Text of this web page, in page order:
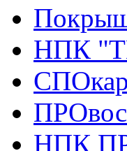
НПК
НПК